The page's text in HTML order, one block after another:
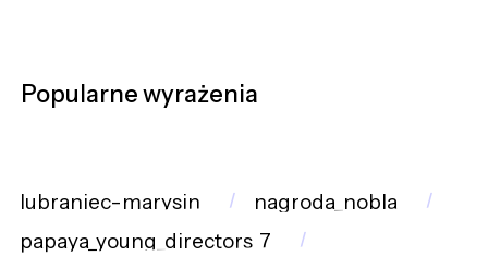
Popularne wyrażenia
lubraniec-marysin
nagroda_nobla
papaya_young_directors_7